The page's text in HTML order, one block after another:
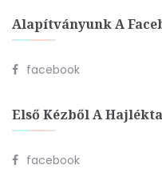
Alapítványunk A
facebook
Első Kézből A
facebook